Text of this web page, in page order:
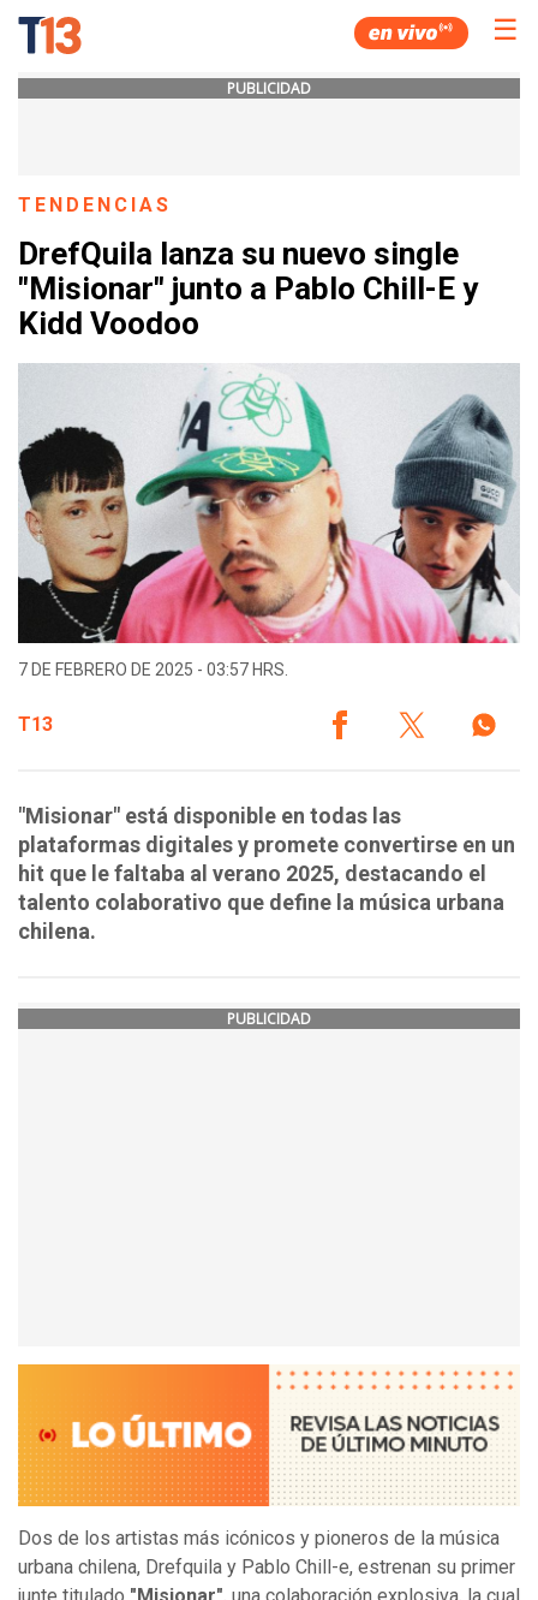
☰
PUBLICIDAD
TENDENCIAS
DrefQuila lanza su nuevo single
"Misionar" junto a Pablo Chill-E y
Kidd Voodoo
7 DE FEBRERO DE 2025 - 03:57 HRS.
T13
"Misionar" está disponible en todas las
plataformas digitales y promete convertirse en un
hit que le faltaba al verano 2025, destacando el
talento colaborativo que define la música urbana
chilena.
PUBLICIDAD
Dos de los artistas más icónicos y pioneros de la música
urbana chilena, Drefquila y Pablo Chill-e, estrenan su primer